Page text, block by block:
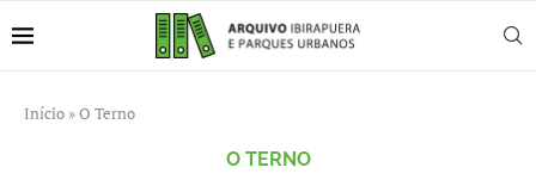
Início »O Terno
O TERNO